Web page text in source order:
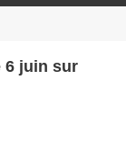
6 juin sur